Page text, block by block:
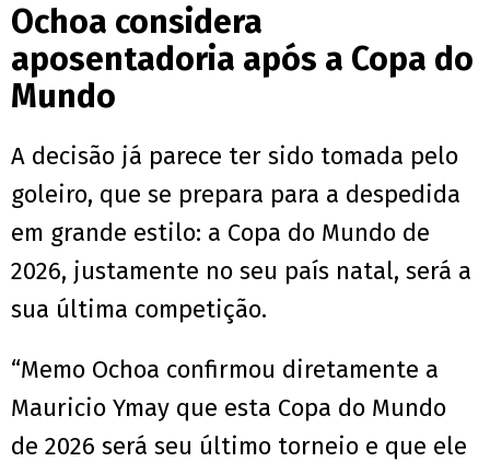
Ochoa considera
aposentadoria após a Copa do
Mundo
A decisão já parece ter sido tomada pelo
goleiro, que se prepara para a despedida
em grande estilo: a Copa do Mundo de
2026, justamente no seu país natal, será a
sua última competição.
“Memo Ochoa confirmou diretamente a
Mauricio Ymay que esta Copa do Mundo
de 2026 será seu último torneio e que ele